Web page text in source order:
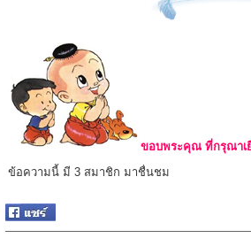
ขอบพระคุณ ที่กรุณาเ
ข้อความนี้ มี 3 สมาชิก มาชื่นชม